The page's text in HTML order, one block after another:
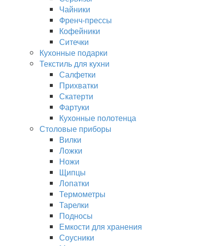
Чайники
Френч-прессы
Кофейники
Ситечки
Кухонные подарки
Текстиль для кухни
Салфетки
Прихватки
Скатерти
Фартуки
Кухонные полотенца
Столовые приборы
Вилки
Ложки
Ножи
Щипцы
Лопатки
Термометры
Тарелки
Подносы
Емкости для хранения
Соусники